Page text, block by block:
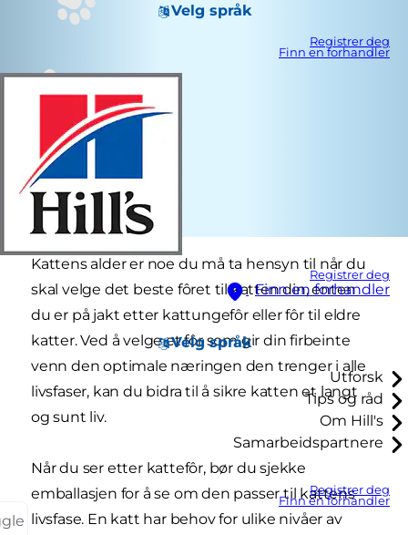
Velg språk
Registrer deg
Finn en forhandler
Registrer deg
Finn en forhandler
Velg språk
Utforsk
Tips og råd
Om Hill's
Samarbeidspartnere
Registrer deg
Finn en forhandler
Kattens alder er noe du må ta hensyn til når du
skal velge det beste fôret til katten din, enten
du er på jakt etter kattungefôr eller fôr til eldre
katter. Ved å velge et fôr som gir din firbeinte
venn den optimale næringen den trenger i alle
livsfaser, kan du bidra til å sikre katten et langt
og sunt liv.
Når du ser etter kattefôr, bør du sjekke
emballasjen for å se om den passer til kattens
livsfase. En katt har behov for ulike nivåer av